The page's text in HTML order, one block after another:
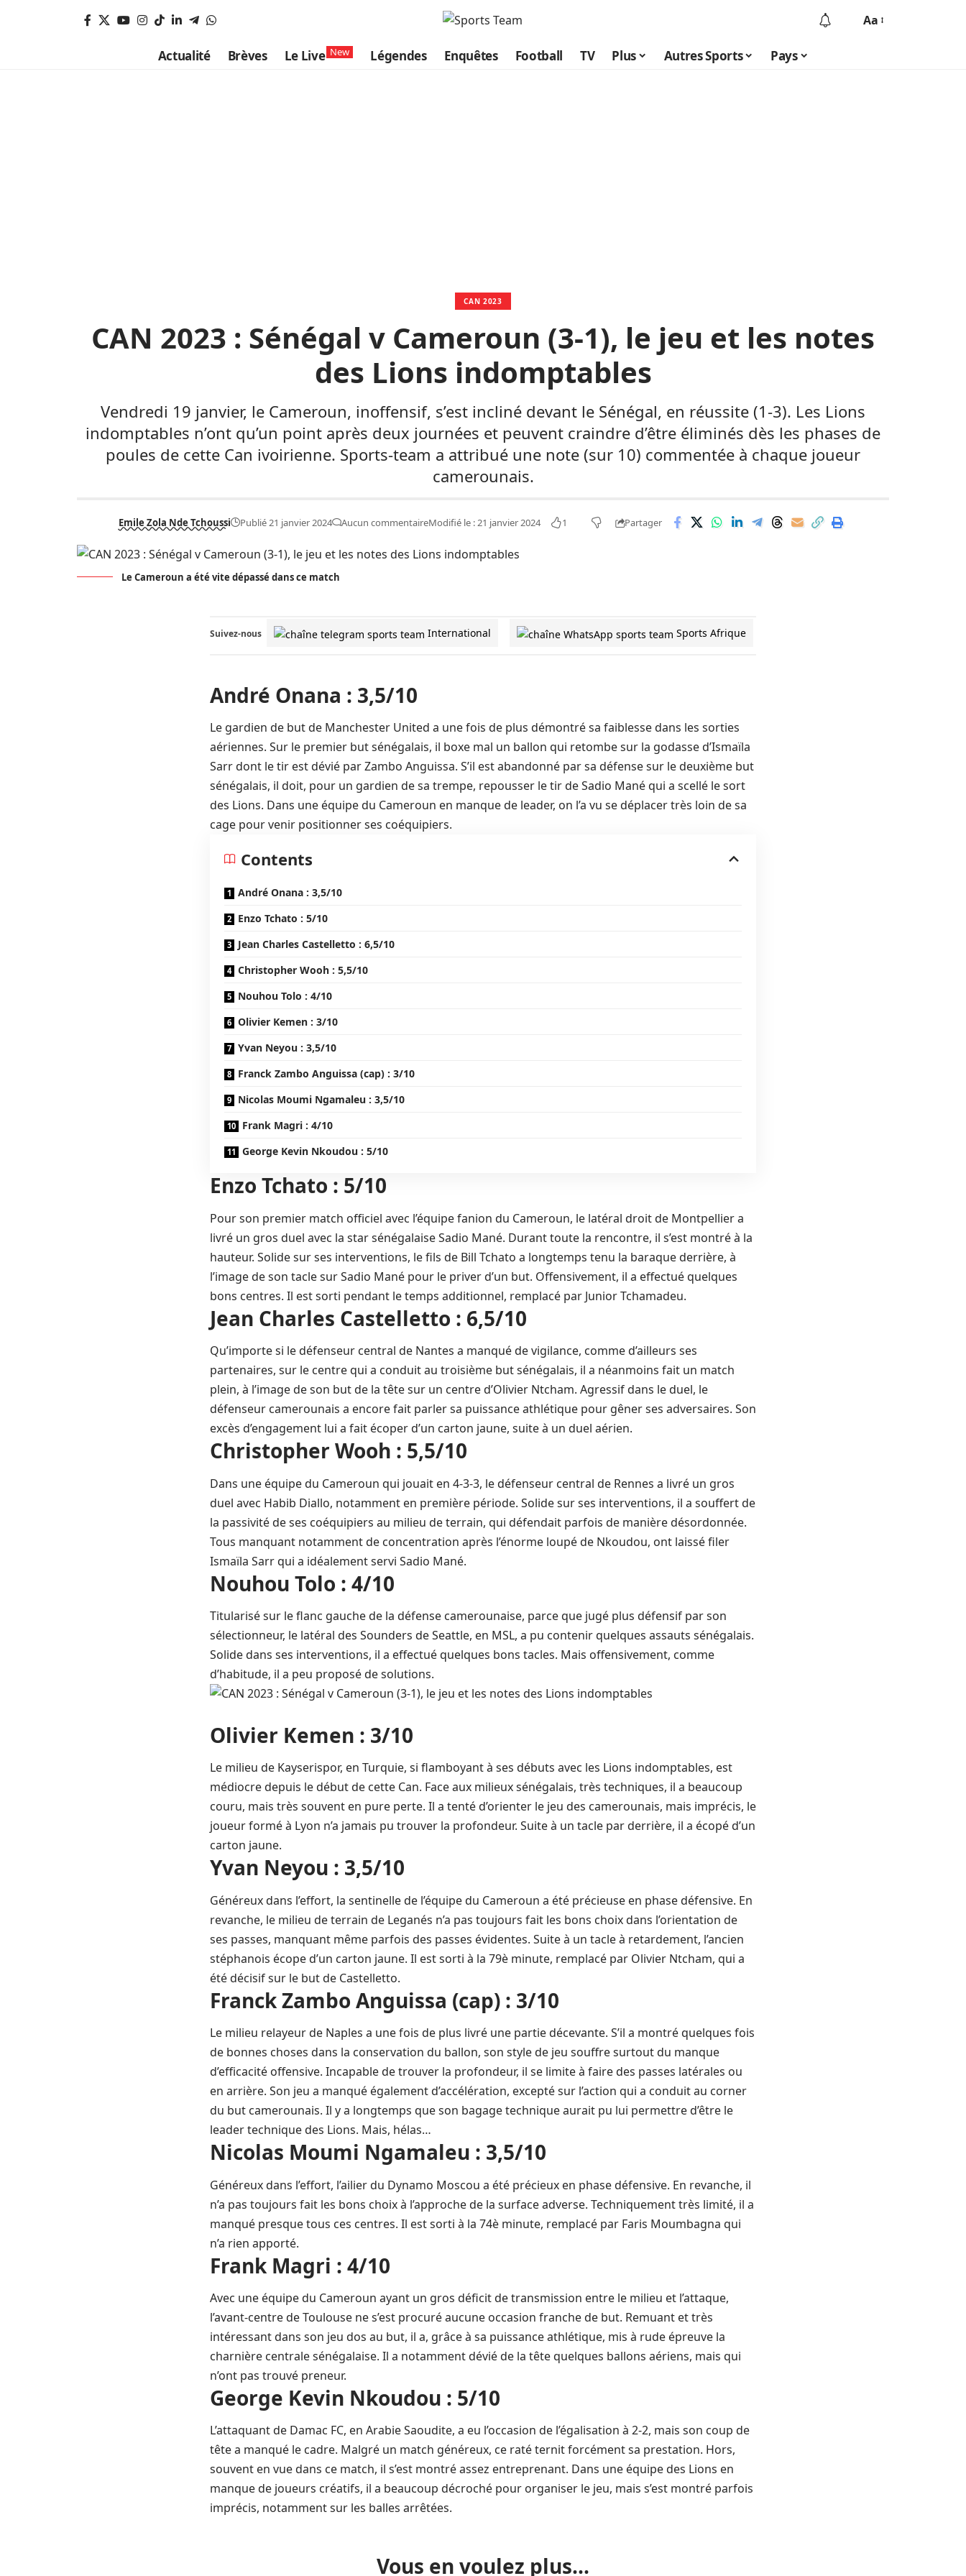
Aa
Actualité Brèves Le Live New Légendes Enquêtes Football TV Plus Autres Sports Pays
CAN 2023
CAN 2023 : Sénégal v Cameroun (3-1), le jeu et les notes
des Lions indomptables
Vendredi 19 janvier, le Cameroun, inoffensif, s’est incliné devant le Sénégal, en réussite (1-3). Les Lions
indomptables n’ont qu’un point après deux journées et peuvent craindre d’être éliminés dès les phases de
poules de cette Can ivoirienne. Sports-team a attribué une note (sur 10) commentée à chaque joueur
camerounais.
Emile Zola Nde Tchoussi Publié 21 janvier 2024 Aucun commentaireModifié le : 21 janvier 2024 1 Partager
Le Cameroun a été vite dépassé dans ce match
Suivez-nous International Sports Afrique
André Onana : 3,5/10
Le gardien de but de Manchester United a une fois de plus démontré sa faiblesse dans les sorties
aériennes. Sur le premier but sénégalais, il boxe mal un ballon qui retombe sur la godasse d’Ismaïla
Sarr dont le tir est dévié par Zambo Anguissa. S’il est abandonné par sa défense sur le deuxième but
sénégalais, il doit, pour un gardien de sa trempe, repousser le tir de Sadio Mané qui a scellé le sort
des Lions. Dans une équipe du Cameroun en manque de leader, on l’a vu se déplacer très loin de sa
cage pour venir positionner ses coéquipiers.
Contents
André Onana : 3,5/10
Enzo Tchato : 5/10
Jean Charles Castelletto : 6,5/10
Christopher Wooh : 5,5/10
Nouhou Tolo : 4/10
Olivier Kemen : 3/10
Yvan Neyou : 3,5/10
Franck Zambo Anguissa (cap) : 3/10
Nicolas Moumi Ngamaleu : 3,5/10
Frank Magri : 4/10
George Kevin Nkoudou : 5/10
Enzo Tchato : 5/10
Pour son premier match officiel avec l’équipe fanion du Cameroun, le latéral droit de Montpellier a
livré un gros duel avec la star sénégalaise Sadio Mané. Durant toute la rencontre, il s’est montré à la
hauteur. Solide sur ses interventions, le fils de Bill Tchato a longtemps tenu la baraque derrière, à
l’image de son tacle sur Sadio Mané pour le priver d’un but. Offensivement, il a effectué quelques
bons centres. Il est sorti pendant le temps additionnel, remplacé par Junior Tchamadeu.
Jean Charles Castelletto : 6,5/10
Qu’importe si le défenseur central de Nantes a manqué de vigilance, comme d’ailleurs ses
partenaires, sur le centre qui a conduit au troisième but sénégalais, il a néanmoins fait un match
plein, à l’image de son but de la tête sur un centre d’Olivier Ntcham. Agressif dans le duel, le
défenseur camerounais a encore fait parler sa puissance athlétique pour gêner ses adversaires. Son
excès d’engagement lui a fait écoper d’un carton jaune, suite à un duel aérien.
Christopher Wooh : 5,5/10
Dans une équipe du Cameroun qui jouait en 4-3-3, le défenseur central de Rennes a livré un gros
duel avec Habib Diallo, notamment en première période. Solide sur ses interventions, il a souffert de
la passivité de ses coéquipiers au milieu de terrain, qui défendait parfois de manière désordonnée.
Tous manquant notamment de concentration après l’énorme loupé de Nkoudou, ont laissé filer
Ismaïla Sarr qui a idéalement servi Sadio Mané.
Nouhou Tolo : 4/10
Titularisé sur le flanc gauche de la défense camerounaise, parce que jugé plus défensif par son
sélectionneur, le latéral des Sounders de Seattle, en MSL, a pu contenir quelques assauts sénégalais.
Solide dans ses interventions, il a effectué quelques bons tacles. Mais offensivement, comme
d’habitude, il a peu proposé de solutions.
Olivier Kemen : 3/10
Le milieu de Kayserispor, en Turquie, si flamboyant à ses débuts avec les Lions indomptables, est
médiocre depuis le début de cette Can. Face aux milieux sénégalais, très techniques, il a beaucoup
couru, mais très souvent en pure perte. Il a tenté d’orienter le jeu des camerounais, mais imprécis, le
joueur formé à Lyon n’a jamais pu trouver la profondeur. Suite à un tacle par derrière, il a écopé d’un
carton jaune.
Yvan Neyou : 3,5/10
Généreux dans l’effort, la sentinelle de l’équipe du Cameroun a été précieuse en phase défensive. En
revanche, le milieu de terrain de Leganés n’a pas toujours fait les bons choix dans l’orientation de
ses passes, manquant même parfois des passes évidentes. Suite à un tacle à retardement, l’ancien
stéphanois écope d’un carton jaune. Il est sorti à la 79è minute, remplacé par Olivier Ntcham, qui a
été décisif sur le but de Castelletto.
Franck Zambo Anguissa (cap) : 3/10
Le milieu relayeur de Naples a une fois de plus livré une partie décevante. S’il a montré quelques fois
de bonnes choses dans la conservation du ballon, son style de jeu souffre surtout du manque
d’efficacité offensive. Incapable de trouver la profondeur, il se limite à faire des passes latérales ou
en arrière. Son jeu a manqué également d’accélération, excepté sur l’action qui a conduit au corner
du but camerounais. Il y a longtemps que son bagage technique aurait pu lui permettre d’être le
leader technique des Lions. Mais, hélas…
Nicolas Moumi Ngamaleu : 3,5/10
Généreux dans l’effort, l’ailier du Dynamo Moscou a été précieux en phase défensive. En revanche, il
n’a pas toujours fait les bons choix à l’approche de la surface adverse. Techniquement très limité, il a
manqué presque tous ces centres. Il est sorti à la 74è minute, remplacé par Faris Moumbagna qui
n’a rien apporté.
Frank Magri : 4/10
Avec une équipe du Cameroun ayant un gros déficit de transmission entre le milieu et l’attaque,
l’avant-centre de Toulouse ne s’est procuré aucune occasion franche de but. Remuant et très
intéressant dans son jeu dos au but, il a, grâce à sa puissance athlétique, mis à rude épreuve la
charnière centrale sénégalaise. Il a notamment dévié de la tête quelques ballons aériens, mais qui
n’ont pas trouvé preneur.
George Kevin Nkoudou : 5/10
L’attaquant de Damac FC, en Arabie Saoudite, a eu l’occasion de l’égalisation à 2-2, mais son coup de
tête a manqué le cadre. Malgré un match généreux, ce raté ternit forcément sa prestation. Hors,
souvent en vue dans ce match, il s’est montré assez entreprenant. Dans une équipe des Lions en
manque de joueurs créatifs, il a beaucoup décroché pour organiser le jeu, mais s’est montré parfois
imprécis, notamment sur les balles arrêtées.
Vous en voulez plus...